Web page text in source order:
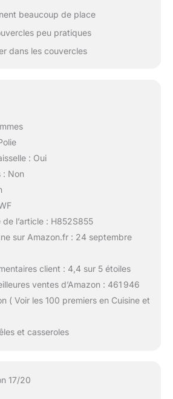
beaucoup de place
peu pratiques
dans les couvercles
: Oui
: Non
l’article : H852S855
sur Amazon.fr : 24 septembre
client : 4,4 sur 5 étoiles
ventes d’Amazon : 461 946
( Voir les 100 premiers en Cuisine et
et casseroles
17/20